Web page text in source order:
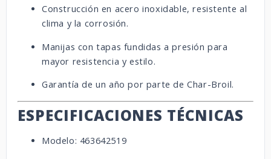
Construcción en acero inoxidable, resistente al
clima y la corrosión.
Manijas con tapas fundidas a presión para
mayor resistencia y estilo.
Garantía de un año por parte de Char-Broil.
ESPECIFICACIONES TÉCNICAS
Modelo: 463642519